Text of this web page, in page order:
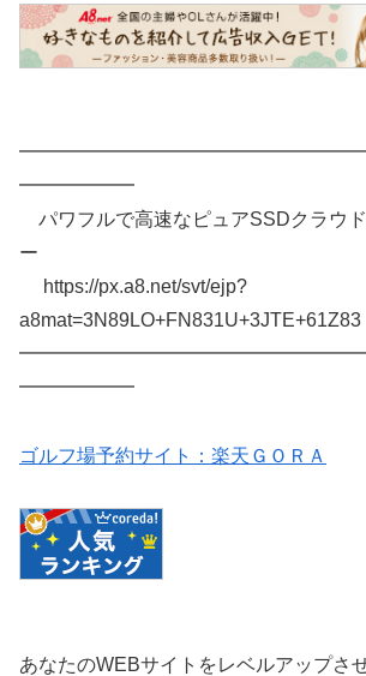
━━━━━━
パワフルで高速なピュアSSDクラウ
ー
https://px.a8.net/svt/ejp?
a8mat=3N89LO+FN831U+3JTE+61Z83
━━━━━━
ゴルフ場予約サイト：楽天ＧＯＲＡ
あなたのWEBサイトをレベルアップさ